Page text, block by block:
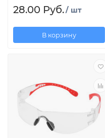
28.00 Руб./ шт
В корзину